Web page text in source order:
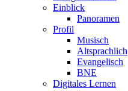
Einblick
Panoramen
Profil
Musisch
Altsprachlich
Evangelisch
BNE
Digitales Lernen